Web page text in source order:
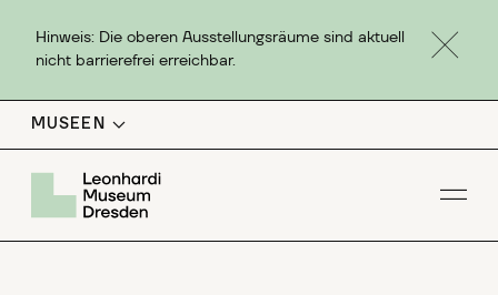
Hinweis: Die oberen Ausstellungsräume sind aktuell
nicht barrierefrei erreichbar.
MUSEEN